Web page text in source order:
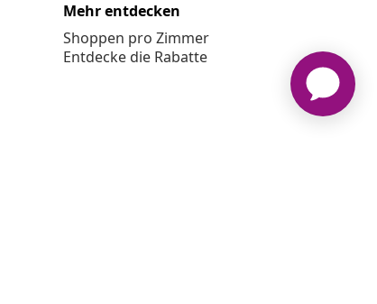
Mehr entdecken
Shoppen pro Zimmer
Entdecke die Rabatte